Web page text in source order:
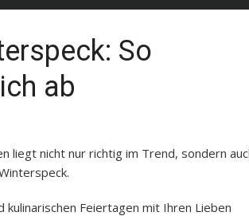
So
ab
liegt nicht nur richtig im Trend, sondern
kulinarischen Feiertagen mit Ihren Lieben